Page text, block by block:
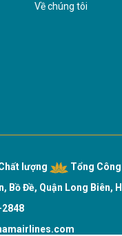
Về chúng tôi
lượng
Tổng
Bồ Đề, Quận Long Biên,